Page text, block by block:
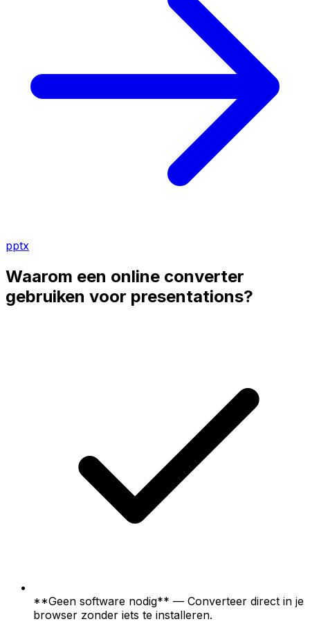
pptx
Waarom een online converter
gebruiken voor presentations?
**Geen software nodig** — Converteer direct in je
browser zonder iets te installeren.